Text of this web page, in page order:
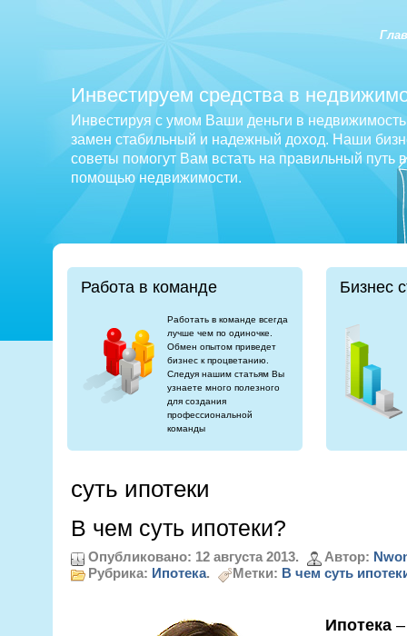
Инвестируем средства в
Инвестируя с умом Ваши деньги в
замен стабильный и надежный доход. Наши
советы помогут Вам встать на правильный путь
помощью недвижимости.
Работа в команде
Работать в команде всегда
лучше чем по одиночке.
Обмен опытом приведет
бизнес к процветанию.
Следуя нашим статьям Вы
узнаете много полезного
для создания
профессиональной
команды
Бизнес
суть ипотеки
В чем суть ипотеки?
Опубликовано: 12 августа 2013. Автор:
Рубрика: Ипотека. Метки: В чем суть
Ипотека–